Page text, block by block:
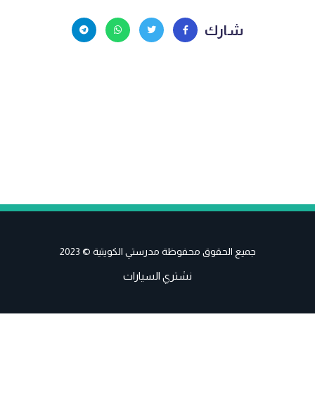
شارك
جميع الحقوق محفوظة مدرستي الكويتية © 2023
نشتري السيارات